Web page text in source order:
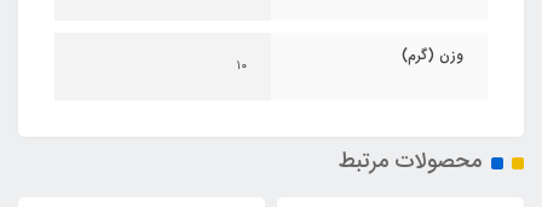
وزن (گرم) ۱۰
محصولات مرتبط